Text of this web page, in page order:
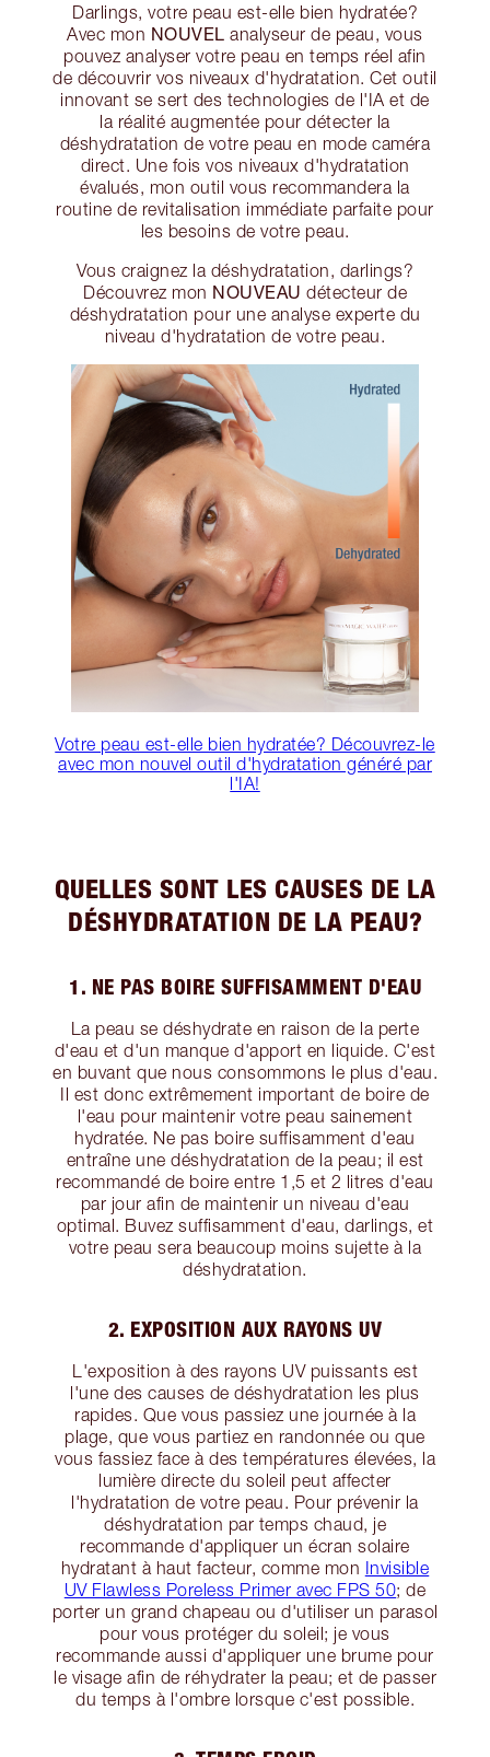
Darlings, votre peau est-elle bien hydratée?
Avec mon NOUVEL
analyseur de peau, vous
pouvez analyser votre peau en temps réel afin
de découvrir vos niveaux d'hydratation. Cet outil
innovant se sert des technologies de l'IA et de
la réalité augmentée pour détecter la
déshydratation de votre peau en mode caméra
direct. Une fois vos niveaux d'hydratation
évalués, mon outil vous recommandera la
routine de revitalisation immédiate parfaite pour
les besoins de votre peau.
Vous craignez la déshydratation, darlings?
Découvrez mon NOUVEAU détecteur de
déshydratation pour une analyse experte du
niveau d'hydratation de votre peau.
Votre peau est-elle bien hydratée? Découvrez-le
avec mon nouvel outil d'hydratation généré par
l'IA!
QUELLES SONT LES CAUSES DE LA
DÉSHYDRATATION DE LA PEAU?
1. NE PAS BOIRE SUFFISAMMENT D'EAU
La peau se déshydrate en raison de la perte
d'eau et d'un manque d'apport en liquide. C'est
en buvant que nous consommons le plus d'eau.
Il est donc extrêmement important de boire de
l'eau pour maintenir votre peau sainement
hydratée. Ne pas boire suffisamment d'eau
entraîne une déshydratation de la peau; il est
recommandé de boire entre 1,5 et 2 litres d'eau
par jour afin de maintenir un niveau d'eau
optimal. Buvez suffisamment d'eau, darlings, et
votre peau sera beaucoup moins sujette à la
déshydratation.
2. EXPOSITION AUX RAYONS UV
L'exposition à des rayons UV puissants est
l'une des causes de déshydratation les plus
rapides. Que vous passiez une journée à la
plage, que vous partiez en randonnée ou que
vous fassiez face à des températures élevées, la
lumière directe du soleil peut affecter
l'hydratation de votre peau. Pour prévenir la
déshydratation par temps chaud, je
recommande d'appliquer un écran solaire
hydratant à haut facteur, comme mon Invisible
UV Flawless Poreless Primer avec FPS 50; de
porter un grand chapeau ou d'utiliser un parasol
pour vous protéger du soleil; je vous
recommande aussi d'appliquer une brume pour
le visage afin de réhydrater la peau; et de passer
du temps à l'ombre lorsque c'est possible.